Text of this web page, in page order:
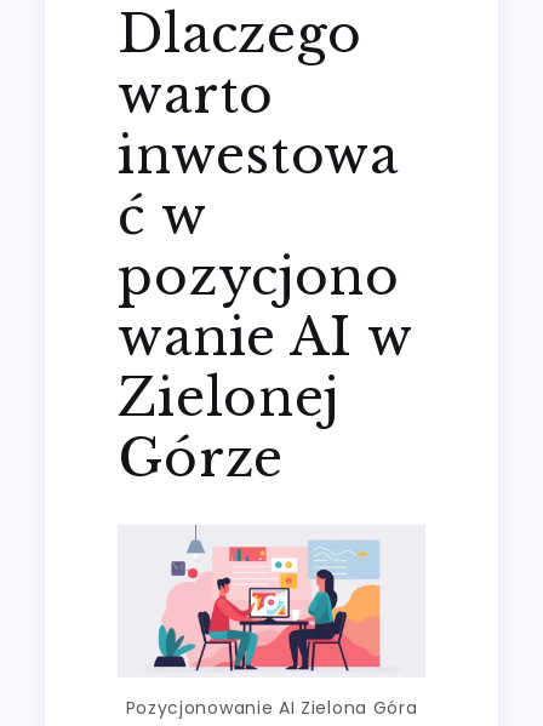
Dlaczego
warto
inwestowa
ć w
pozycjono
wanie AI w
Zielonej
Górze
Pozycjonowanie AI Zielona Góra